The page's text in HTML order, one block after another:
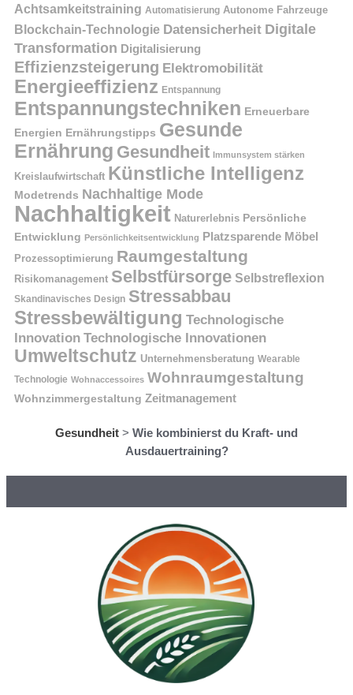
Achtsamkeitstraining Automatisierung Autonome Fahrzeuge
Blockchain-Technologie Datensicherheit Digitale
Transformation Digitalisierung
Effizienzsteigerung Elektromobilität
Energieeffizienz Entspannung
Entspannungstechniken Erneuerbare
Energien Ernährungstipps Gesunde
Ernährung Gesundheit Immunsystem stärken
Kreislaufwirtschaft Künstliche Intelligenz
Modetrends Nachhaltige Mode
Nachhaltigkeit Naturerlebnis Persönliche
Entwicklung Persönlichkeitsentwicklung Platzsparende Möbel
Prozessoptimierung Raumgestaltung
Risikomanagement Selbstfürsorge Selbstreflexion
Skandinavisches Design Stressabbau
Stressbewältigung Technologische
Innovation Technologische Innovationen
Umweltschutz Unternehmensberatung Wearable
Technologie Wohnaccessoires Wohnraumgestaltung
Wohnzimmergestaltung Zeitmanagement
Gesundheit > Wie kombinierst du Kraft- und
Ausdauertraining?